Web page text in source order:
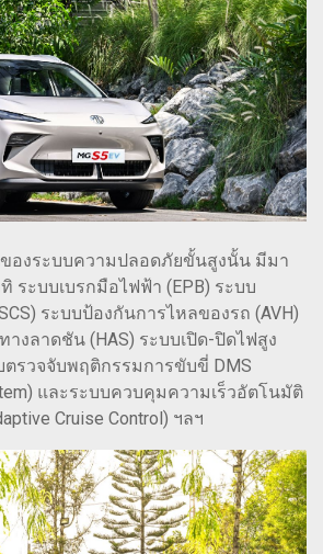
องระบบความปลอดภัยขั้นสูงนั้น มีมา
ระบบเบรกมือไฟฟ้า (EPB) ระบบ
ระบบป้องกันการไหลของรถ (AVH)
งลาดชัน (HAS) ระบบเปิด-ปิดไฟสูง
ตรวจจับพฤติกรรมการขับขี่ DMS
และระบบควบคุมความเร็วอัตโนมัติ
Cruise Control) ฯลฯ